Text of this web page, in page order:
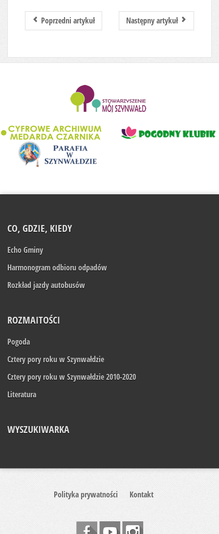
Poprzedni artykuł Następny artykuł
CO, GDZIE, KIEDY
Echo Gminy
Harmonogram odbioru odpadów
Rozkład jazdy autobusów
ROZMAITOŚCI
Pogoda
Cztery pory roku w Szynwałdzie
Cztery pory roku w Szynwałdzie 2010-2020
Literatura
WYSZUKIWARKA
Polityka prywatności Kontakt